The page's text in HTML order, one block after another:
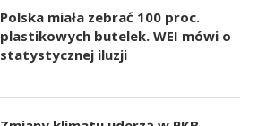
Polska miała zebrać 100 proc.
plastikowych butelek. WEI mówi o
statystycznej iluzji